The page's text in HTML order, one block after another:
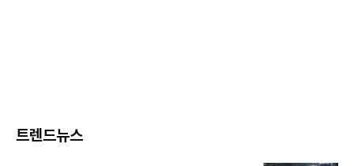
트렌드뉴스